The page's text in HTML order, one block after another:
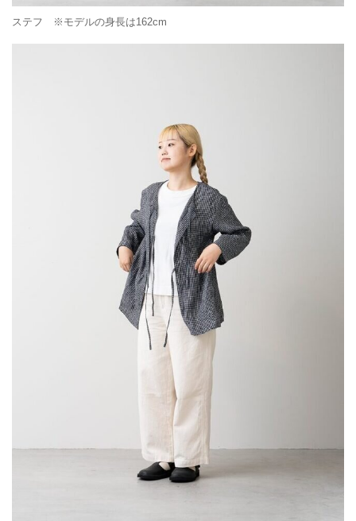
ステフ ※モデルの身長は162cm